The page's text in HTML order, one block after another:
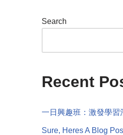
Search
Recent
一日興趣班：激發學習
Sure, Heres A Blog